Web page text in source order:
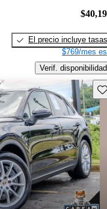
El precio incluye tasas
$769/mes
Verif. disponibilidad